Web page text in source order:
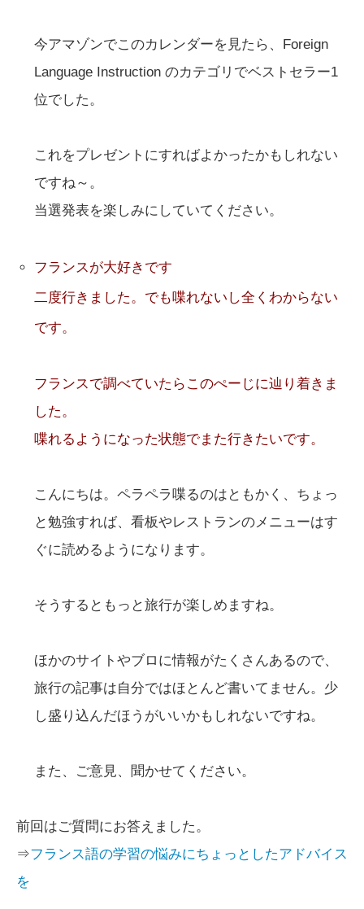
今アマゾンでこのカレンダーを見たら、Foreign
Language Instruction のカテゴリでベストセラー1
位でした。
これをプレゼントにすればよかったかもしれない
ですね～。
当選発表を楽しみにしていてください。
フランスが大好きです
二度行きました。でも喋れないし全くわからない
です。
フランスで調べていたらこのぺーじに辿り着きま
した。
喋れるようになった状態でまた行きたいです。
こんにちは。ペラペラ喋るのはともかく、ちょっ
と勉強すれば、看板やレストランのメニューはす
ぐに読めるようになります。
そうするともっと旅行が楽しめますね。
ほかのサイトやブロに情報がたくさんあるので、
旅行の記事は自分ではほとんど書いてません。少
し盛り込んだほうがいいかもしれないですね。
また、ご意見、聞かせてください。
前回はご質問にお答えました。
⇒フランス語の学習の悩みにちょっとしたアドバイス
を